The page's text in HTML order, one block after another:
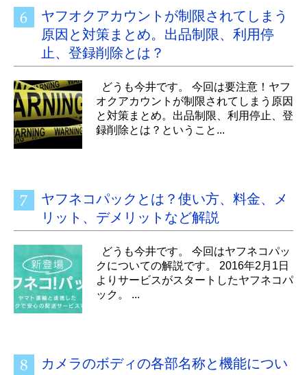
ヤフオクアカウントが制限されてしまう
原因と対策まとめ。出品制限、利用停
止、登録削除とは？
どうも今井です。 今回は要注意！ヤフ
オクアカウントが制限されてしまう原因
と対策まとめ。出品制限、利用停止、登
録削除とは？ということ...
ヤフネコパックとは？使い方、料金、メ
リット、デメリットなど解説
どうも今井です。 今回はヤフネコパッ
クについての解説です。 2016年2月1日
よりサービスがスタートしたヤフネコパ
ック。 ...
カメラのボディの各部名称と機能につい